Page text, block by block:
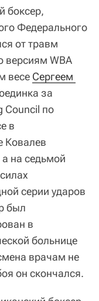
боксер,
Федерального
от травм
версиям WBA
весе Сергеем
за
Council по
в
Ковалев
на седьмой
серии ударов
был
в
больнице
врачам не
он скончался.